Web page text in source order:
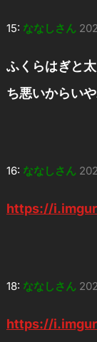
15: ななしさん
ふくらはぎと
ち悪いからい
16: ななしさん
https://
18: ななしさん
https://